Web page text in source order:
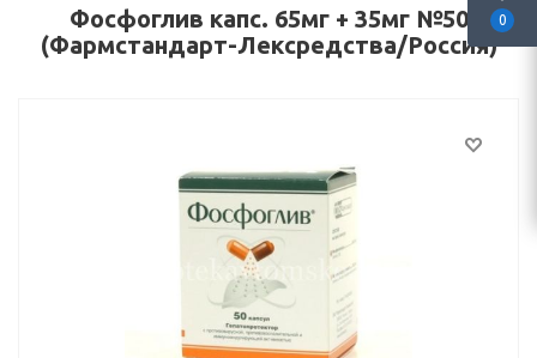
Фосфоглив капс. 65мг + 35мг №50
(Фармстандарт-Лексредства/Россия)
0